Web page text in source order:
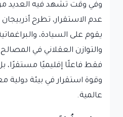
وفي وقت تشهد فيه العديد
عدم الاستقرار، تطرح
يقوم على السيادة،
والتوازن العقلاني في
فقط فاعلًا إقليميًا مستقرًا،
وقوة استقرار في بيئة دولية
عالمية.